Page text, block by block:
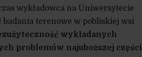
wykładowca na Uniwersytecie
terenowe w pobliskiej wsi
wykładanych
problemów najuboższej części